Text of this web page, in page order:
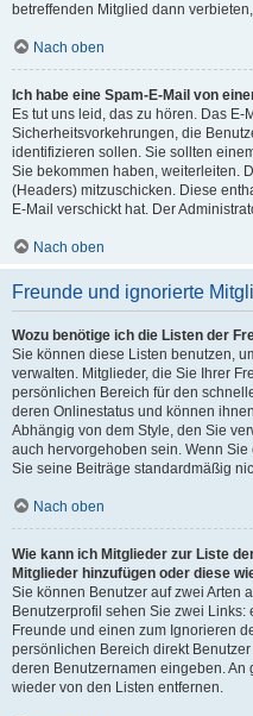
betreffenden Mitglied dann
Nach oben
Ich habe eine Spam-E-Mail von
Es tut uns leid, das zu hören. Das
Sicherheitsvorkehrungen, die
identifizieren sollen. Sie sollten
Sie bekommen haben, weiterleiten.
(Headers) mitzuschicken. Diese
E-Mail verschickt hat. Der
Nach oben
Freunde und ignorierte
Wozu benötige ich die Listen der
Sie können diese Listen benutzen,
verwalten. Mitglieder, die Sie Ihrer
persönlichen Bereich für den
deren Onlinestatus und können
Abhängig von dem Style, den Sie
auch hervorgehoben sein. Wenn
Sie seine Beiträge standardmäßig
Nach oben
Wie kann ich Mitglieder zur Liste
Mitglieder hinzufügen oder diese
Sie können Benutzer auf zwei Arten
Benutzerprofil sehen Sie zwei
Freunde und einen zum Ignorieren
persönlichen Bereich direkt
deren Benutzernamen eingeben.
wieder von den Listen entfernen.